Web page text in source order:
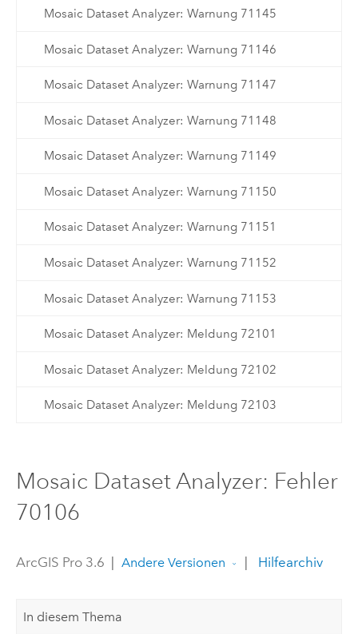
Mosaic Dataset Analyzer: Warnung 71145
Mosaic Dataset Analyzer: Warnung 71146
Mosaic Dataset Analyzer: Warnung 71147
Mosaic Dataset Analyzer: Warnung 71148
Mosaic Dataset Analyzer: Warnung 71149
Mosaic Dataset Analyzer: Warnung 71150
Mosaic Dataset Analyzer: Warnung 71151
Mosaic Dataset Analyzer: Warnung 71152
Mosaic Dataset Analyzer: Warnung 71153
Mosaic Dataset Analyzer: Meldung 72101
Mosaic Dataset Analyzer: Meldung 72102
Mosaic Dataset Analyzer: Meldung 72103
Mosaic Dataset Analyzer: Fehler
70106
ArcGIS Pro 3.6 Andere Versionen Hilfearchiv
In diesem Thema